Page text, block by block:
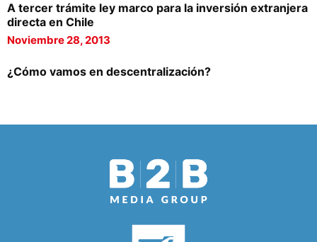
A tercer trámite ley marco para la inversión extranjera
directa en Chile
Noviembre 28, 2013
¿Cómo vamos en descentralización?